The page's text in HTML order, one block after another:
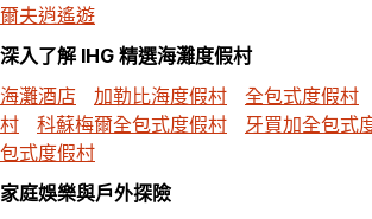
爾夫逍遙遊
深入了解 IHG 精選海灘度假村
海灘酒店
加勒比海度假村 全包式度假村
村
科蘇梅爾全包式度假村 牙買加全包式
包式度假村
家庭娛樂與戶外探險